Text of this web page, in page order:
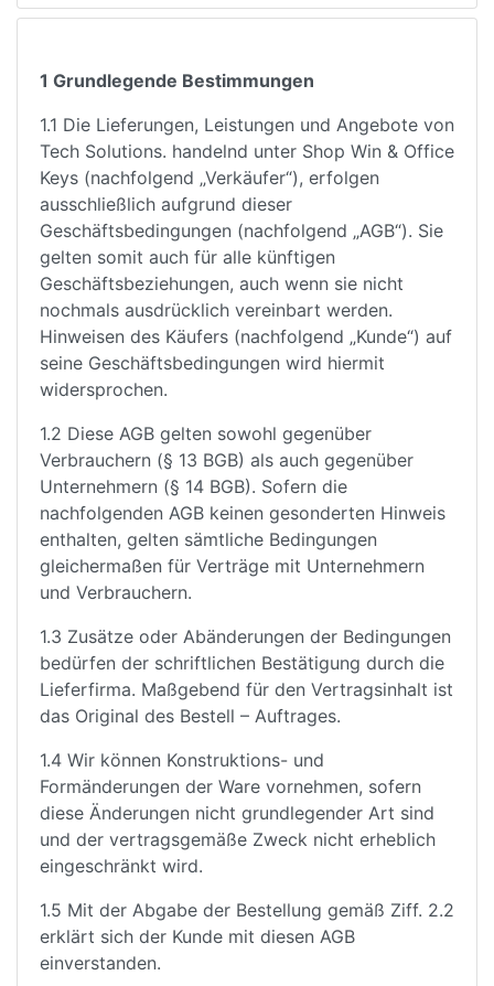
1 Grundlegende Bestimmungen
1.1 Die Lieferungen, Leistungen und Angebote von
Tech Solutions. handelnd unter Shop Win & Office
Keys (nachfolgend „Verkäufer“), erfolgen
ausschließlich aufgrund dieser
Geschäftsbedingungen (nachfolgend „AGB“). Sie
gelten somit auch für alle künftigen
Geschäftsbeziehungen, auch wenn sie nicht
nochmals ausdrücklich vereinbart werden.
Hinweisen des Käufers (nachfolgend „Kunde“) auf
seine Geschäftsbedingungen wird hiermit
widersprochen.
1.2 Diese AGB gelten sowohl gegenüber
Verbrauchern (§ 13 BGB) als auch gegenüber
Unternehmern (§ 14 BGB). Sofern die
nachfolgenden AGB keinen gesonderten Hinweis
enthalten, gelten sämtliche Bedingungen
gleichermaßen für Verträge mit Unternehmern
und Verbrauchern.
1.3 Zusätze oder Abänderungen der Bedingungen
bedürfen der schriftlichen Bestätigung durch die
Lieferfirma. Maßgebend für den Vertragsinhalt ist
das Original des Bestell – Auftrages.
1.4 Wir können Konstruktions- und
Formänderungen der Ware vornehmen, sofern
diese Änderungen nicht grundlegender Art sind
und der vertragsgemäße Zweck nicht erheblich
eingeschränkt wird.
1.5 Mit der Abgabe der Bestellung gemäß Ziff. 2.2
erklärt sich der Kunde mit diesen AGB
einverstanden.